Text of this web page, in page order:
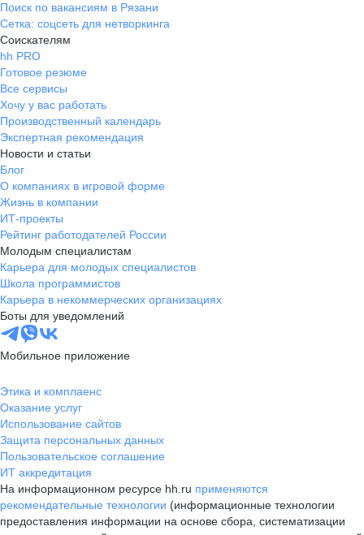
Поиск по вакансиям в Рязани
Сетка: соцсеть для нетворкинга
Соискателям
hh PRO
Готовое резюме
Все сервисы
Хочу у вас работать
Производственный календарь
Экспертная рекомендация
Новости и статьи
Блог
О компаниях в игровой форме
Жизнь в компании
ИТ-проекты
Рейтинг работодателей России
Молодым специалистам
Карьера для молодых специалистов
Школа программистов
Карьера в некоммерческих организациях
Боты для уведомлений
Мобильное приложение
Этика и комплаенс
Оказание услуг
Использование сайтов
Защита персональных данных
Пользовательское соглашение
ИТ аккредитация
На информационном ресурсе hh.ru применяются
рекомендательные технологии (информационные технологии
предоставления информации на основе сбора, систематизации